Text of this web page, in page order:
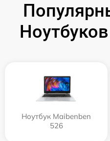
Ноутбук Maibenben
526